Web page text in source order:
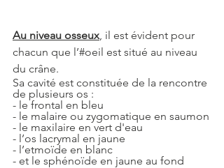
Au niveau osseux, il est évident pour
chacun que l’#oeil est situé au niveau
du crâne.
Sa cavité est constituée de la rencontre
de plusieurs os :
- le frontal en bleu
- le malaire ou zygomatique en saumon
- le maxilaire en vert d'eau
- l’os lacrymal en jaune
- l’etmoïde en blanc
- et le sphénoïde en jaune au fond